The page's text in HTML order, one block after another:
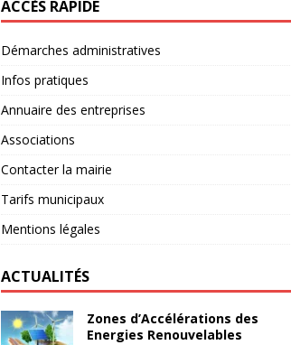
K
ACCÈS RAPIDE
Démarches administratives
Infos pratiques
Annuaire des entreprises
Associations
Contacter la mairie
Tarifs municipaux
Mentions légales
ACTUALITÉS
Zones d’Accélérations des
Energies Renouvelables